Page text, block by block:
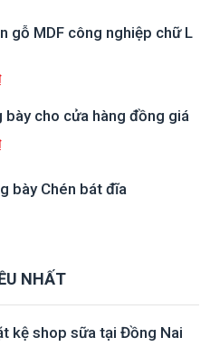
gỗ MDF công nghiệp chữ L
bày cho cửa hàng đồng giá
bày Chén bát đĩa
NHẤT
kệ shop sữa tại Đồng Nai